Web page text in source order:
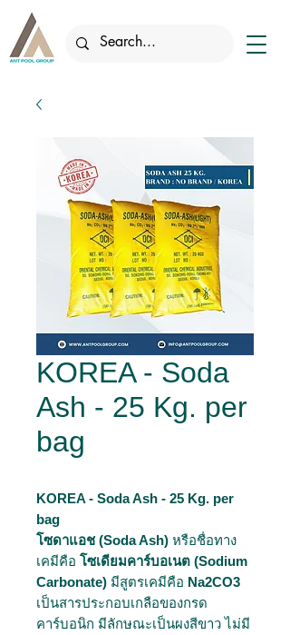
KOREA - Soda
Ash - 25 Kg. per
bag
KOREA - Soda Ash - 25 Kg. per
bag
โซดาแอช (Soda Ash) หรือชื่อทาง
เคมีคือ โซเดียมคาร์บอเนต (Sodium
Carbonate) มีสูตรเคมีคือ Na2CO3
เป็นสารประกอบเกลือของกรด
คาร์บอนิก มีลักษณะเป็นผงสีขาว ไม่มี